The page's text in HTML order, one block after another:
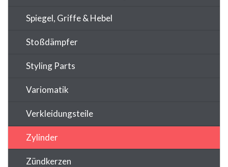
Spiegel, Griffe & Hebel
Stoßdämpfer
Styling Parts
Variomatik
Verkleidungsteile
Zylinder
Zündkerzen